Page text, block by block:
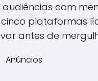
com
plataformas
antes de
Anúncios